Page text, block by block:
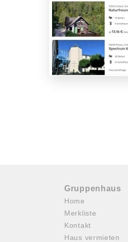
Gruppenhaus
Home
Merkliste
Kontakt
Haus vermieten